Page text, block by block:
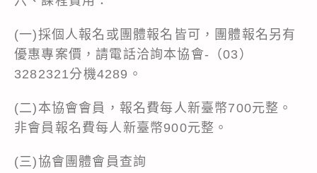
(一)採個人報名或團體報名皆可，團體報名另有
優惠專案價，請電話洽詢本協會-（03）
3282321分機4289。
(二)本協會會員，報名費每人新臺幣700元整。
非會員報名費每人新臺幣900元整。
(三)協會團體會員查詢